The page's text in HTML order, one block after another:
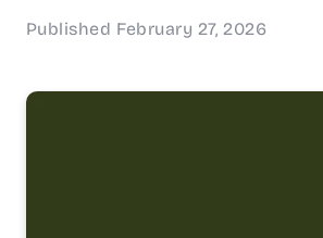
Published February 27, 2026